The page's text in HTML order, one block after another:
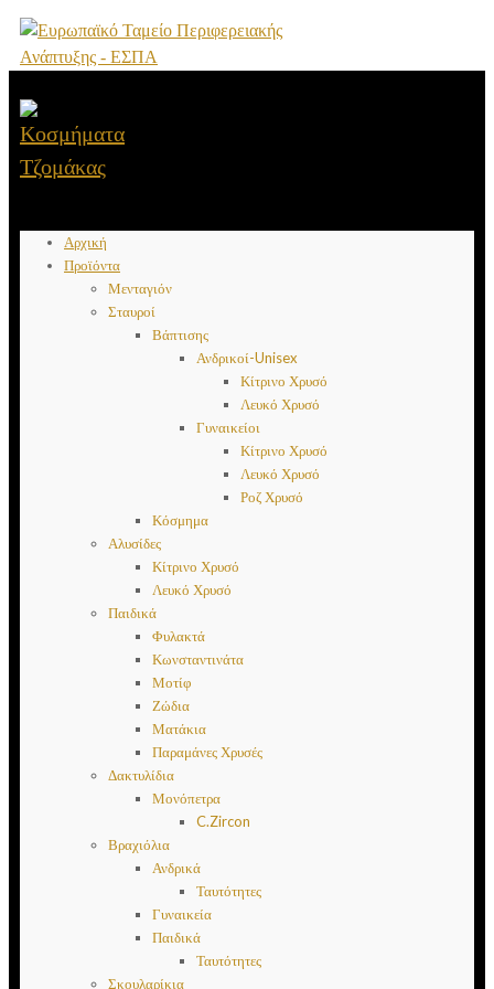
Αρχική
Προϊόντα
Μενταγιόν
Σταυροί
Βάπτισης
Ανδρικοί-Unisex
Κίτρινο Χρυσό
Λευκό Χρυσό
Γυναικείοι
Κίτρινο Χρυσό
Λευκό Χρυσό
Ροζ Χρυσό
Κόσμημα
Αλυσίδες
Κίτρινο Χρυσό
Λευκό Χρυσό
Παιδικά
Φυλακτά
Κωνσταντινάτα
Μοτίφ
Ζώδια
Ματάκια
Παραμάνες Χρυσές
Δακτυλίδια
Μονόπετρα
C.Zircon
Βραχιόλια
Ανδρικά
Ταυτότητες
Γυναικεία
Παιδικά
Ταυτότητες
Σκουλαρίκια